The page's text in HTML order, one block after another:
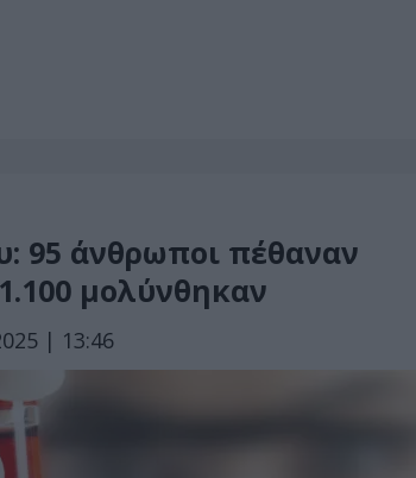
95 άνθρωποι πέθαναν
μολύνθηκαν
| 13:46